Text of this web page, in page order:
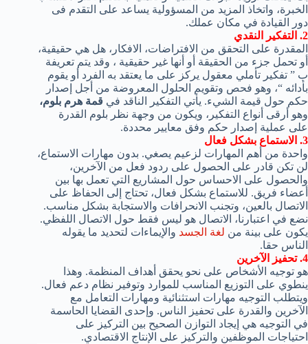
الخبرة، واتخاذ المزيد من المسؤولية يساعد على التقدم فى
دور القيادة في مكان عملك.
2. التفكير النقدي
المقدرة على التحقق من الافتراضات، الافكار، هل هي حقيقية،
أو تحمل جزء من الحقيقة أو أنها غير حقيقية ، وقد يتم تعريفة
ب ” تفكير تأملي معقول يركز على ما يعتقد به الفرد أو يقوم
بأدائه “، وهو فحص وتقويم الحلول المعروضة من أجل إصدار
حكم حول قيمة الشيء. يأتي التفكير الناقد في قمة هرم بلوم،
وهو أرقى أنواع التفكير، ويكون من وجهة نظر بلوم القدرة
على عملية إصدار حكم وفق معايير محددة.
3.
الاستماع بشكل فعال
واحدة من أهم المهارات لزعيم يصغي. بدون مهارات الاستماع،
لن تكن قادر على الحصول على ردود فعل من الآخرين،
و الحصول على الاحساس حول المشاريع التي تعمل بها بين
أعضاء فريق. للاستماع بشكل فعال، تحتاج إلى الحفاظ على
الاتصال بالعين، وتجنب الانحرافات و الاستجابة بشكل مناسب.
نضع في اعتبارنا، الاتصال هو ليس فقط حول الاتصال اللفظي.
يكون على بينة من لغة الجسد والإيماءات لتحديد ما يقوله
الناس حقا.
4. تحفيز الآخرين
هو توجيه الأشخاص على نحو يحقق أهداف المنظمة. وهذا
ينطوي على التوزيع المناسب للموارد وتوفير نظام دعم فعال.
ويتطلب التوجيه مهارات استثنائية ومهارات التعامل مع
الآخرين والقدرة على تحفيز الناس. وإحدى القضايا الحاسمة
في التوجيه هي إيجاد التوازن الصحيح بين التركيز على
احتياجات الموظفين والتركيز على الإنتاج الاقتصادي.